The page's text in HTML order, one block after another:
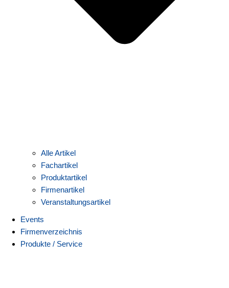
Alle Artikel
Fachartikel
Produktartikel
Firmenartikel
Veranstaltungsartikel
Events
Firmenverzeichnis
Produkte / Service